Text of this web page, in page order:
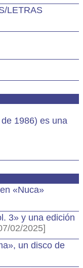
LETRAS
1986) es una
«Nuca»
3» y una edición
02/2025]
un disco de